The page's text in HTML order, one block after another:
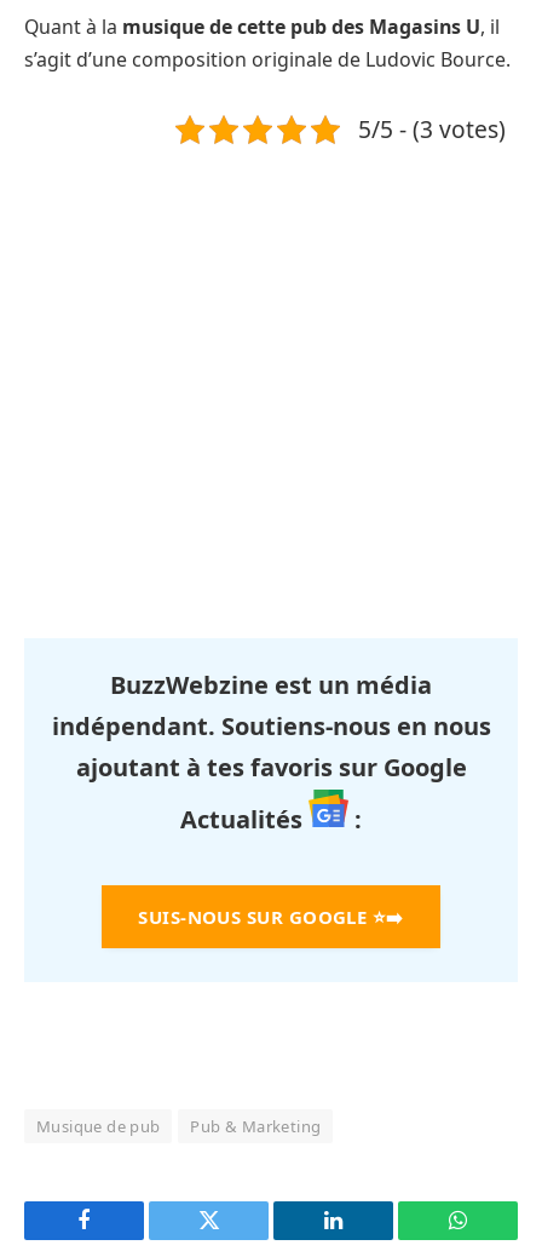
Quant à la musique de cette pub des Magasins U, il
s’agit d’une composition originale de Ludovic Bource.
5/5 - (3 votes)
BuzzWebzine est un média
indépendant. Soutiens-nous en nous
ajoutant à tes favoris sur Google
Actualités
:
SUIS-NOUS SUR GOOGLE ⭐➡️
Musique de pub Pub & Marketing
Facebook Twitter LinkedIn